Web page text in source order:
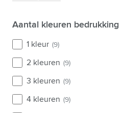
Aantal kleuren bedrukking
Aantal kleuren bedrukking
1 kleur (9)
2 kleuren (9)
3 kleuren (9)
4 kleuren (9)